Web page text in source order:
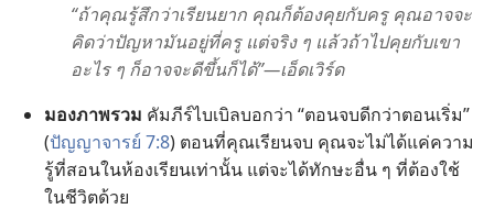
“ถ้า​คุณ​รู้สึก​ว่า​เรียน​ยาก คุณ​ก็​ต้อง​คุย​กับ​ครู คุณ​อาจ​จะ​
คิด​ว่า​ปัญหา​มัน​อยู่​ที่​ครู แต่​จริง​ ๆ แล้ว​ถ้า​ไป​คุย​กับ​เขา
อะไร​ ๆ ก็​อาจ​จะ​ดี​ขึ้น​ก็​ได้”—เอ็ดเวิร์ด
มอง​ภาพ​รวม คัมภีร์​ไบเบิล​บอก​ว่า “ตอน​จบ​ดี​กว่า​ตอน​เริ่ม”
(ปัญญาจารย์ 7:8) ตอน​ที่​คุณ​เรียน​จบ คุณ​จะ​ไม่​ได้​แค่​ความ​
รู้​ที่​สอน​ใน​ห้อง​เรียน​เท่า​นั้น แต่​จะ​ได้​ทักษะ​อื่น​ ๆ ​ที่​ต้อง​ใช้​
ใน​ชีวิต​ด้วย